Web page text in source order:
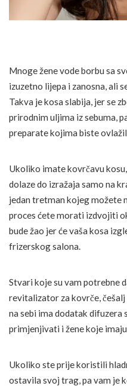
Mnoge žene vode borbu sa
izuzetno lijepa i zanosna, ali
Takva je kosa slabija, jer se
prirodnim uljima iz sebuma,
preparate kojima biste
Ukoliko imate kovrčavu
dolaze do izražaja samo na
jedan tretman kojeg možete
proces ćete morati izdvojiti
bude žao jer će vaša kosa
frizerskog salona.
Stvari koje su vam potrebne
revitalizator za kovrče,
na sebi ima dodatak difuzera
primjenjivati i žene koje
Ukoliko ste prije koristili
ostavila svoj trag, pa vam je